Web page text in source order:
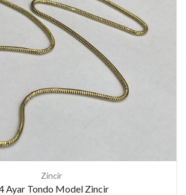
Zincir
Ayar Tondo Model Zincir